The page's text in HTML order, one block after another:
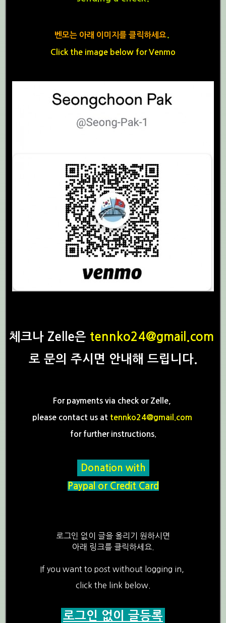
벤모는 아래 이미지를 클릭하세요.
Click the image below for Venmo
체크나 Zelle은 tennko24@gmail.com
로 문의 주시면 안내해 드립니다.
For payments via check or Zelle,
please contact us at tennko24@gmail.com
for further instructions.
Donation with
Paypal or Credit Card
로그인 없이 글을 올리기 원하시면
아래 링크를 클릭하세요.
If you want to post without logging in,
click the link below.
로그인 없이 글등록